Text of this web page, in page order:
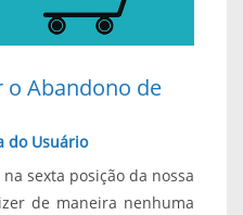
o Abandono de
do Usuário
sexta posição da nossa
de maneira nenhuma